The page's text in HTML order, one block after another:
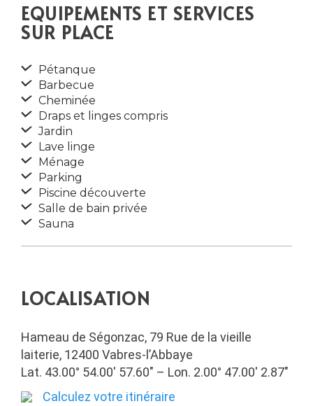
EQUIPEMENTS ET SERVICES
SUR PLACE
Pétanque
Barbecue
Cheminée
Draps et linges compris
Jardin
Lave linge
Ménage
Parking
Piscine découverte
Salle de bain privée
Sauna
LOCALISATION
Hameau de Ségonzac, 79 Rue de la vieille
laiterie, 12400 Vabres-l’Abbaye
Lat. 43.00° 54.00′ 57.60″ – Lon. 2.00° 47.00′ 2.87″
Calculez votre itinéraire